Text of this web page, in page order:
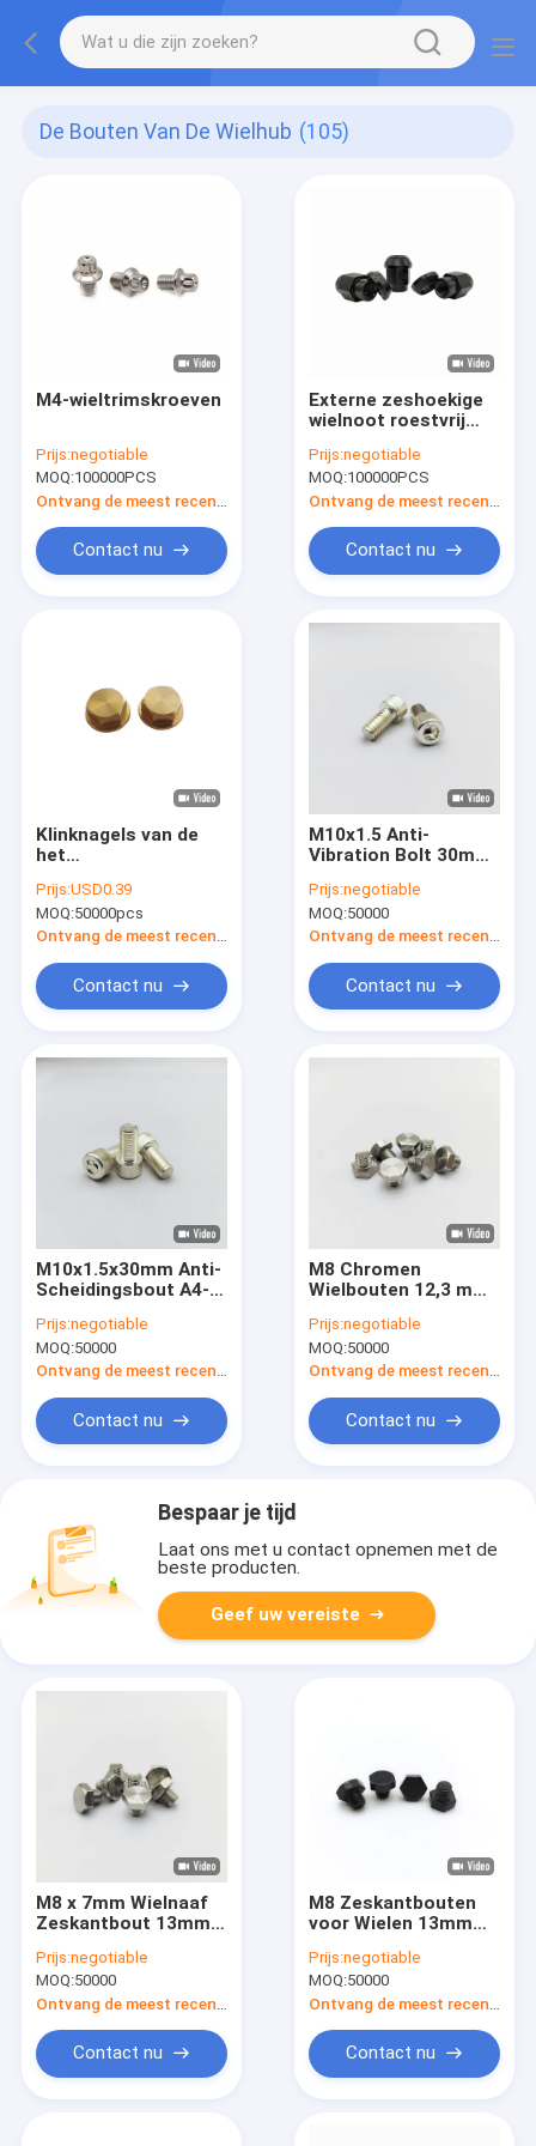
De Bouten Van De Wielhub (105)
M4-wieltrimskroeven
Prijs:negotiable
MOQ:100000PCS
Contact nu
Externe zeshoekige
wielnoot roestvrij
Prijs:negotiable
MOQ:100000PCS
Contact nu
Klinknagels van de
het
van het
wielaluminium de
Decoratieve Bout
Prijs:USD0.39
MOQ:50000pcs
Contact nu
M10x1.5 Anti-
Vibration Bolt 30mm
hex-aandrijving
Prijs:negotiable
MOQ:50000
Contact nu
M10x1.5x30mm Anti-
Scheidingsbout A4-
Binnenzeskant
Prijs:negotiable
MOQ:50000
Ontvang de meest recente Prijs
Contact nu
M8 Chromen
Wielbouten 12,3 mm
Zeskantkop Roestvrij
Staal
Prijs:negotiable
MOQ:50000
Ontvang de meest recente Prijs
Contact nu
Bespaar je tijd
Laat ons met u contact opnemen met de
beste producten.
Geef uw vereiste
M8 x 7mm Wielnaaf
Zeskantbout 13mm
Staal
Prijs:negotiable
MOQ:50000
Contact nu
M8 Zeskantbouten
voor Wielen 13mm
Pak van 1000
Prijs:negotiable
MOQ:50000
Contact nu